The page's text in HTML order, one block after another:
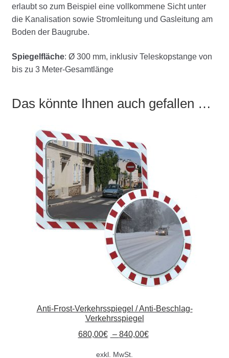
erlaubt so zum Beispiel eine vollkommene Sicht unter
die Kanalisation sowie Stromleitung und Gasleitung am
Boden der Baugrube.
Spiegelfläche: Ø 300 mm, inklusiv Teleskopstange von
bis zu 3 Meter-Gesamtlänge
Das könnte Ihnen auch gefallen …
Anti-Frost-Verkehrsspiegel / Anti-Beschlag-
Verkehrsspiegel
680,00€ – 840,00€
exkl. MwSt.